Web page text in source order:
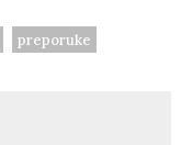
preporuke